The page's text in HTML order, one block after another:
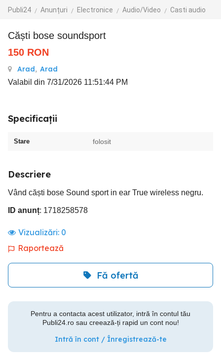
Publi24 Anunțuri Electronice Audio/Video Casti audio
Căști bose soundsport
150 RON
Arad, Arad
Valabil din 7/31/2026 11:51:44 PM
Specificații
Stare folosit
Descriere
Vând căști bose Sound sport in ear True wireless negru.
ID anunț: 1718258578
Vizualizări: 0
Raportează
Fă ofertă
Pentru a contacta acest utilizator, intră în contul tău
Publi24.ro sau creează-ți rapid un cont nou!
Intră în cont / Înregistrează-te